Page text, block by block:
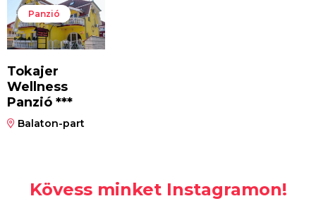
Panzió
Tokajer
Wellness
Panzió ***
Balaton-part
Kövess minket Instagramon!